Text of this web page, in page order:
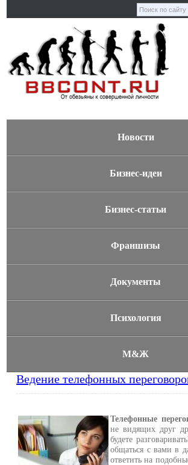
Новости
Бизнес-идеи
Бизнес-статьи
Франшизы
Документы
Психология
М&Ж
Ведение телефонных
Телефонные
не видящих друг
будете
общаться с вами в
ответить на